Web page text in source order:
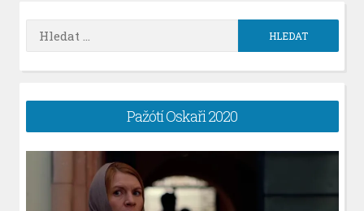
Vyhledávání
Pažótí Oskaři 2020